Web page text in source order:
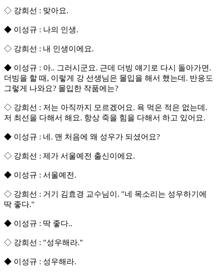
◇ 강희선 : 맞아요.
◆ 이성규 : 나의 인생.
◇ 강희선 : 내 인생이에요.
◆ 이성규 : 아.. 그러시군요. 근데 더빙 얘기로 다시 돌아가면.
더빙을 할 때, 이렇게 강 선생님은 몰입을 해서 했는데. 반응도
그렇게 나와요? 몰입한 작품에는?
◇ 강희선 : 저는 아직까지 모르겠어요. 욕 먹은 적은 없는데.
저 최선을 다해서 해요. 항상 죽을 힘을 다해서 하고 있어요.
◆ 이성규 : 네. 맨 처음에 왜 성우가 되셨어요?
◇ 강희선 : 제가 서울예전 출신이에요.
◆ 이성규 : 서울예전.
◇ 강희선 : 거기 김효경 교수님이. "네 목소리는 성우하기에
딱 좋다."
◆ 이성규 : 딱 좋다..
◇ 강희선 : "성우해라."
◆ 이성규 : 성우해라.